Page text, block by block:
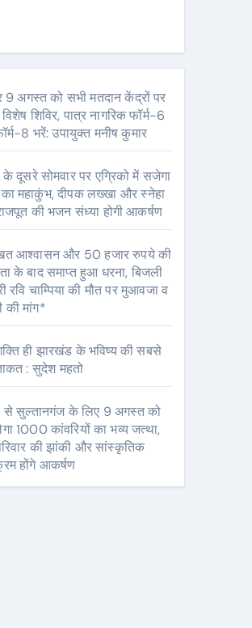
अगस्त को सभी मतदान केंद्रों पर
शिविर, पात्र नागरिक फॉर्म-6
8 भरें: उपायुक्त मनीष कुमार
दूसरे सोमवार पर एग्रिको में सजेगा
का महाकुंभ, दीपक लख्खा और स्नेहा
की भजन संध्या होगी आकर्षण
आश्वासन और 50 हजार रुपये की
के बाद समाप्त हुआ धरना, बिजली
रवि चाम्पिया की मौत पर मुआवजा व
की मांग*
ही झारखंड के भविष्य की सबसे
: सुदेश महतो
से सुल्तानगंज के लिए 9 अगस्त को
1000 कांवरियों का भव्य जत्था,
की झांकी और सांस्कृतिक
होंगे आकर्षण